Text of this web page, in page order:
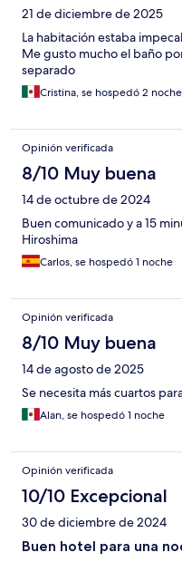
21 de diciembre de 2025
La habitación estaba
Me gusto mucho el baño
separado
Cristina, se hospedó 2
Opinión verificada
8/10 Muy buena
14 de octubre de 2024
Buen comunicado y a 15
Hiroshima
Carlos, se hospedó 1 noche
Opinión verificada
8/10 Muy buena
14 de agosto de 2025
Se necesita más cuartos
Alan, se hospedó 1 noche
Opinión verificada
10/10 Excepcional
30 de diciembre de 2024
Buen hotel para una